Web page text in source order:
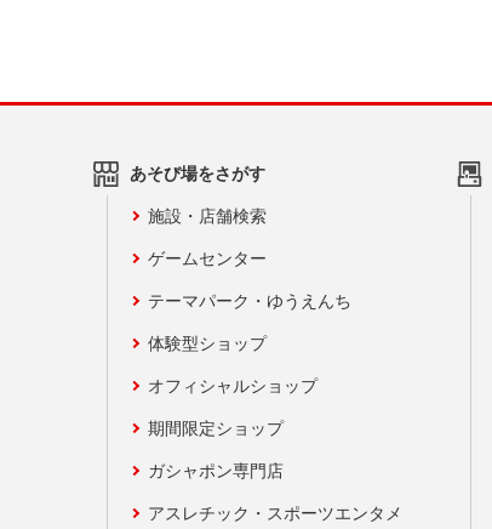
あそび場をさがす
施設・店舗検索
ゲームセンター
テーマパーク・ゆうえんち
体験型ショップ
オフィシャルショップ
期間限定ショップ
ガシャポン専門店
アスレチック・スポーツエンタメ